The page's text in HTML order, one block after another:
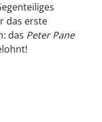
das erste
das Peter Pane